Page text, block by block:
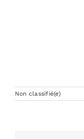
Non classifié(e)